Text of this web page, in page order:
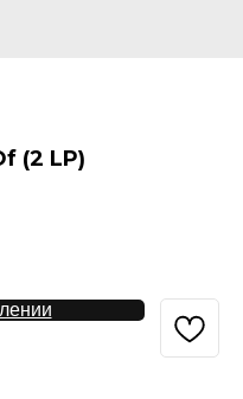
(2 LP)